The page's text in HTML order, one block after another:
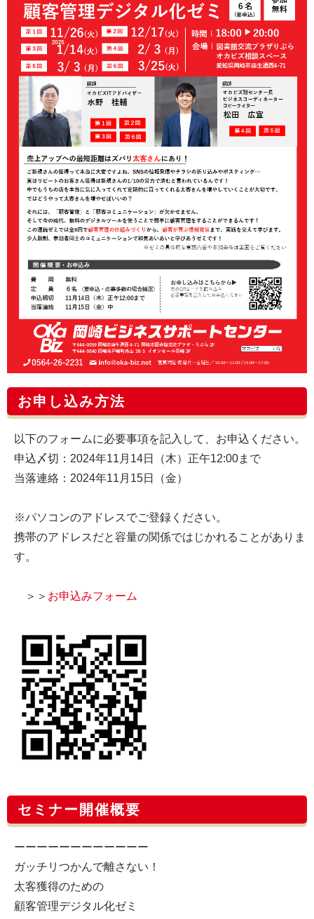
お申し込み方法
以下のフォームに必要事項を記入して、お申込ください。
申込〆切：2024年11月14日（木）正午12:00まで
当落連絡：2024年11月15日（金）
※パソコンのアドレスでご登録ください。
携帯のアドレスだと容量の関係ではじかれることがありま
す。
＞＞ お申込みフォーム
セミナー開催概要
ーーーーーーーーーーーー
ガッチリつかんで離さない！
太客獲得のための
顧客管理デジタル化ゼミ